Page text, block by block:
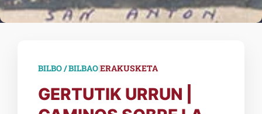
BILBO / BILBAO|ERAKUSKETA
GERTUTIK URRUN |